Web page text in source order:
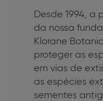
Desde 1994, a
da nossa
Klorane
proteger as
em vias de
as espécies
sementes